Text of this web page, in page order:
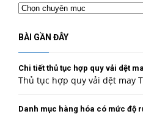
Chuyên
mục
BÀI GẦN ĐÂY
Chi tiết thủ tục hợp quy vải dệt
Thủ tục hợp quy vải dệt may
Danh mục hàng hóa có mức độ